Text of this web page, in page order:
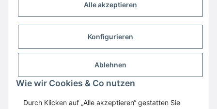
Alle akzeptieren
Konfigurieren
Ablehnen
Wie wir Cookies & Co nutzen
Durch Klicken auf „Alle akzeptieren“ gestatten Sie
Wir empfehlen Domaintechnik.at